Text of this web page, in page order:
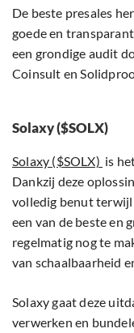
De beste presales
goede en
een grondige audit
Coinsult en
Solaxy ($SOLX)
Solaxy ($SOLX) is
Dankzij deze
volledig benut terwijl
een van de beste en
regelmatig nog te
van schaalbaarheid
Solaxy gaat deze
verwerken en